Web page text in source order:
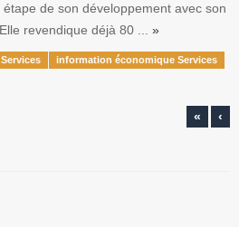
de son développement avec son
revendique déjà 80 ... »
information économique Services
« ‹